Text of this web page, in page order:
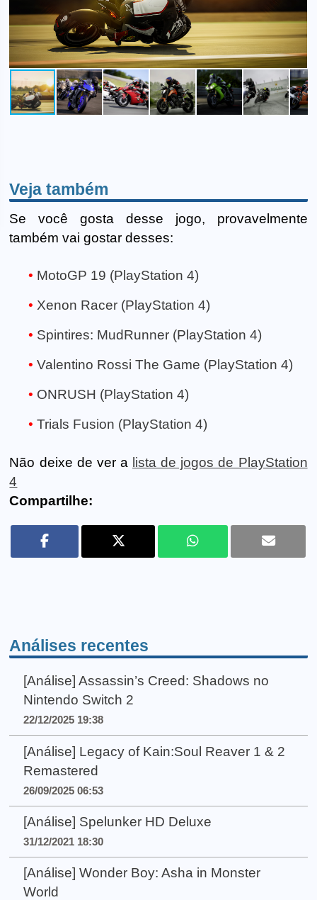
Veja também
Se você gosta desse jogo, provavelmente
também vai gostar desses:
MotoGP 19 (PlayStation 4)
Xenon Racer (PlayStation 4)
Spintires: MudRunner (PlayStation 4)
Valentino Rossi The Game (PlayStation 4)
ONRUSH (PlayStation 4)
Trials Fusion (PlayStation 4)
Não deixe de ver a lista de jogos de PlayStation
4
Compartilhe:
Análises recentes
[Análise] Assassin’s Creed: Shadows no
Nintendo Switch 2
22/12/2025 19:38
[Análise] Legacy of Kain:Soul Reaver 1 & 2
Remastered
26/09/2025 06:53
[Análise] Spelunker HD Deluxe
31/12/2021 18:30
[Análise] Wonder Boy: Asha in Monster
World